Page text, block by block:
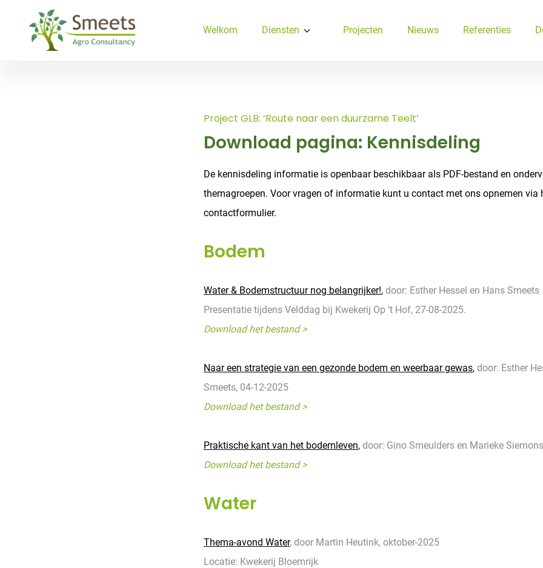
Ga naar de inhoud
Welkom
Diensten Projecten Nieuws Referenties
Project GLB: ‘Route naar een duurzame Teelt’
Download pagina: Kennisdeling
De kennisdeling informatie is openbaar beschikbaar als PDF-bestand en
themagroepen. Voor vragen of informatie kunt u contact met ons opnemen via
contactformulier.
Bodem
Water & Bodemstructuur nog belangrijker!, door: Esther Hessel en Hans Smeets
Presentatie tijdens Velddag bij Kwekerij Op ’t Hof, 27-08-2025.
Download het bestand >
Naar een strategie van een gezonde bodem en weerbaar gewas, door: Esther
Smeets, 04-12-2025
Download het bestand >
Praktische kant van het bodemleven, door: Gino Smeulders en Marieke
Download het bestand >
Water
Thema-avond Water, door Martin Heutink, oktober-2025
Locatie: Kwekerij Bloemrijk